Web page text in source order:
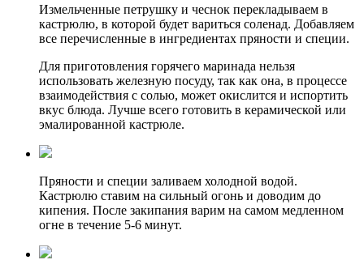
Измельченные петрушку и чеснок перекладываем в
кастрюлю, в которой будет вариться соленад. Добавляем
все перечисленные в ингредиентах пряности и специи.
Для приготовления горячего маринада нельзя
использовать железную посуду, так как она, в процессе
взаимодействия с солью, может окислится и испортить
вкус блюда. Лучше всего готовить в керамической или
эмалированной кастрюле.
Пряности и специи заливаем холодной водой.
Кастрюлю ставим на сильный огонь и доводим до
кипения. После закипания варим на самом медленном
огне в течение 5-6 минут.